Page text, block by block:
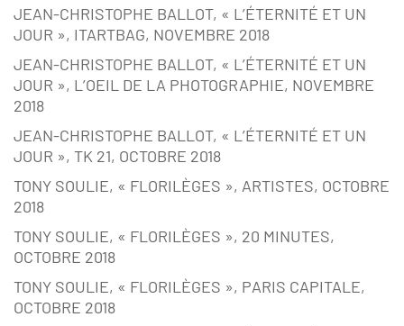
JEAN-CHRISTOPHE BALLOT, « L’ÉTERNITÉ ET UN
JOUR », ITARTBAG, NOVEMBRE 2018
JEAN-CHRISTOPHE BALLOT, « L’ÉTERNITÉ ET UN
JOUR », L’OEIL DE LA PHOTOGRAPHIE, NOVEMBRE
2018
JEAN-CHRISTOPHE BALLOT, « L’ÉTERNITÉ ET UN
JOUR », TK 21, OCTOBRE 2018
TONY SOULIE, « FLORILÈGES », ARTISTES, OCTOBRE
2018
TONY SOULIE, « FLORILÈGES », 20 MINUTES,
OCTOBRE 2018
TONY SOULIE, « FLORILÈGES », PARIS CAPITALE,
OCTOBRE 2018